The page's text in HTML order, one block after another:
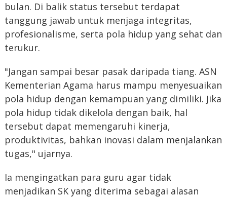
bulan. Di balik status tersebut terdapat
tanggung jawab untuk menjaga integritas,
profesionalisme, serta pola hidup yang sehat dan
terukur.
"Jangan sampai besar pasak daripada tiang. ASN
Kementerian Agama harus mampu menyesuaikan
pola hidup dengan kemampuan yang dimiliki. Jika
pola hidup tidak dikelola dengan baik, hal
tersebut dapat memengaruhi kinerja,
produktivitas, bahkan inovasi dalam menjalankan
tugas," ujarnya.
Ia mengingatkan para guru agar tidak
menjadikan SK yang diterima sebagai alasan